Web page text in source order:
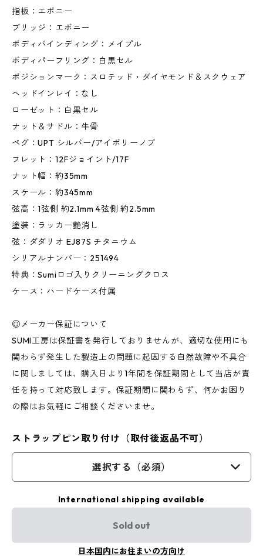
指板：エボニー
ブリッジ：エボニー
ボディバインディング：メイプル
ボディパーフリング：白黒セル
ポジションマーク：スロテッド・ダイヤモンド＆スクウェア
ヘッドインレイ：なし
ローゼット：白黒セル
ナット＆サドル：牛骨
ペグ：UPT シルバー/アイボリーノブ
フレット：12Fジョイント/17F
ナット幅：約35mm
スケール：約345mm
弦高：1弦側 約2.1mm 4弦側 約2.5mm
塗装：ラッカー艶消し
弦：ダダリオ EJ87S チタニウム
シリアルナンバー：251494
特典：Sumiロゴ入りクリーニングクロス
ケース：ハードケース付属
◎メーカー保証について
SUMI工房は保証書を発行しておりませんが、適切な使用にも
関わらず発生した製造上の問題に起因する自然故障や不具合
に関しましては、購入日より1年間を保証期間として当店が責
任を持って対応致します。保証期間に関わらず、何かお困り
の際はお気軽にご相談くださいませ。
ストラップピン取り付け（取付後返品不可）
選択する（必須）
International shipping available
Sold out
日本国内にお住まいの方向け